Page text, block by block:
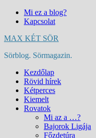
Skip
Mi ez a blog?
Kapcsolat
MAX KÉT SÖR
Sörblog. Sörmagazin.
Kezdőlap
Rövid hírek
Kétperces
Kiemelt
Rovatok
Mi az a …?
Bajorok Ligája
Főzdetúra